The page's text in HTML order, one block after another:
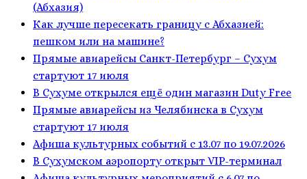
(Абхазия)
Как лучше пересекать границу с Абхазией:
пешком или на машине?
Прямые авиарейсы Санкт-Петербург – Сухум
стартуют 17 июля
В Сухуме открылся ещё один магазин Duty Free
Прямые авиарейсы из Челябинска в Сухум
стартуют 17 июля
Афиша культурных событий с 13.07 по 19.07.2026
В Сухумском аэропорту открыт VIP-терминал